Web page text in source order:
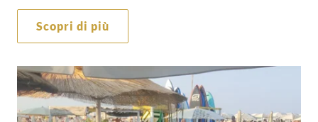
Scopri di più